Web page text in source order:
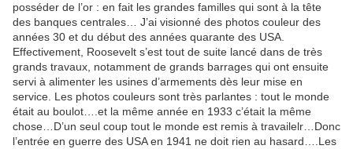
posséder de l’or : en fait les grandes familles qui sont à la tête
des banques centrales… J’ai visionné des photos couleur des
années 30 et du début des années quarante des USA.
Effectivement, Roosevelt s’est tout de suite lancé dans de très
grands travaux, notamment de grands barrages qui ont ensuite
servi à alimenter les usines d’armements dès leur mise en
service. Les photos couleurs sont très parlantes : tout le monde
était au boulot….et la même année en 1933 c’était la même
chose…D’un seul coup tout le monde est remis à travailelr…Donc
l’entrée en guerre des USA en 1941 ne doit rien au hasard….Les